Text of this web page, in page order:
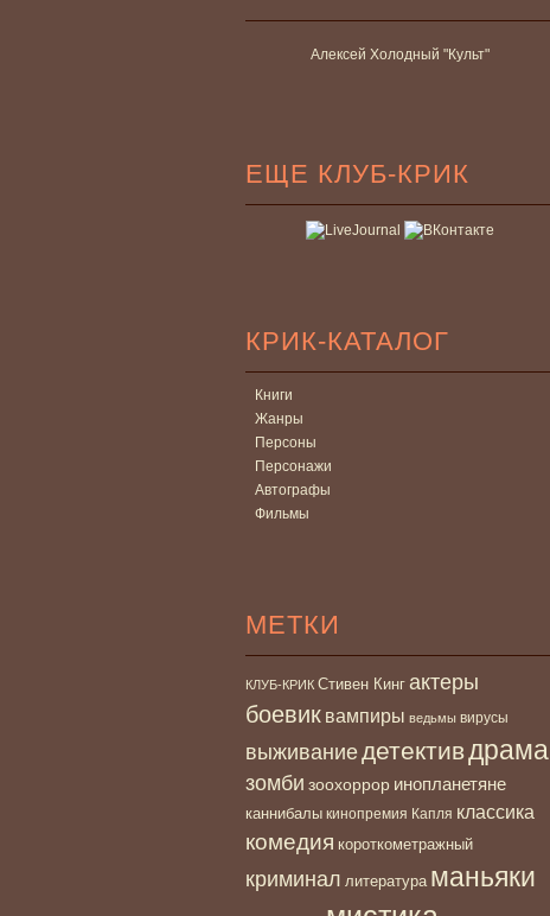
Алексей Холодный "Культ"
ЕЩЕ КЛУБ-КРИК
КРИК-КАТАЛОГ
Книги
Жанры
Персоны
Персонажи
Автографы
Фильмы
МЕТКИ
КЛУБ-КРИК Стивен Кинг актеры
боевик вампиры ведьмы вирусы
выживаниедетективдрама
зомби зоохоррор инопланетяне
каннибалы кинопремия Капля классика
комедия короткометражный
криминал литература маньяки